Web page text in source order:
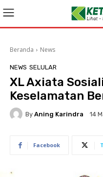
Beranda News
NEWS SELULAR
XL Axiata
Keselamatan
By Aning Karindra 14
Facebook